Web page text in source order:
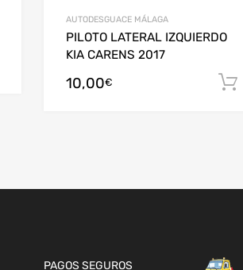
AUTODESGUACE MÁLAGA
PILOTO LATERAL IZQUIERDO
KIA CARENS 2017
10,00€
PAGOS SEGUROS